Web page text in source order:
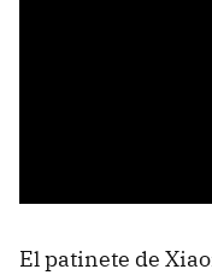
El patinete de